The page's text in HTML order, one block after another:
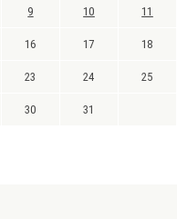
9 10 11
16 17 18
23 24 25
30 31